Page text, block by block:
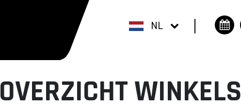
NL
OVERZICHT WINKELS